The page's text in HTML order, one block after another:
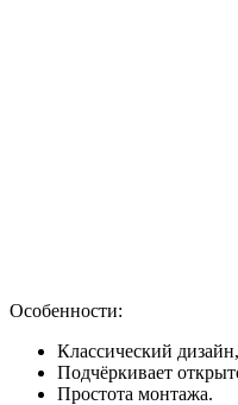
Особенности:
Классический
Подчёркивает
Простота монтажа.